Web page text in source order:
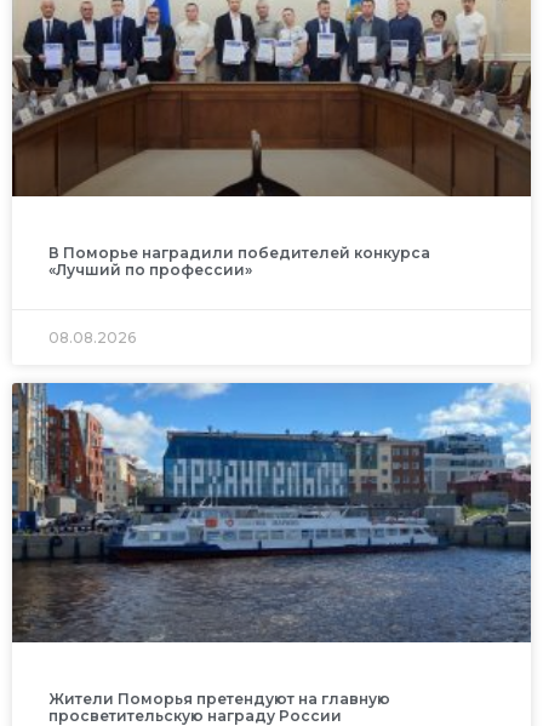
В Поморье наградили победителей конкурса
«Лучший по профессии»
08.08.2026
Жители Поморья претендуют на главную
просветительскую награду России